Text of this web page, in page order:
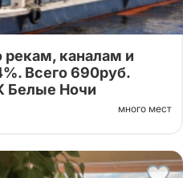
Санкт‑Петербурга со
рекам, каналам и
Всего 690руб.
Белые Ночи
много мест